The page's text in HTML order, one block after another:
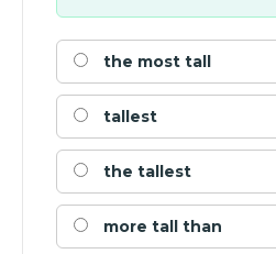
the most tall
tallest
the tallest
more tall than